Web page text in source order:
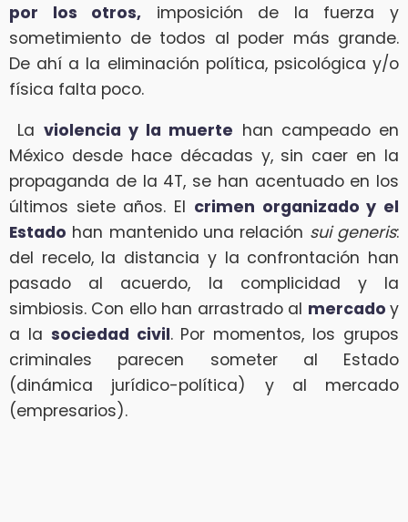
por los otros, imposición de la fuerza y
sometimiento de todos al poder más grande.
De ahí a la eliminación política, psicológica y/o
física falta poco.
La violencia y la muerte han campeado en
México desde hace décadas y, sin caer en la
propaganda de la 4T, se han acentuado en los
últimos siete años. El crimen organizado y el
Estado han mantenido una relación sui generis:
del recelo, la distancia y la confrontación han
pasado al acuerdo, la complicidad y la
simbiosis. Con ello han arrastrado al mercadoy
a la sociedad civil. Por momentos, los grupos
criminales parecen someter al Estado
(dinámica jurídico-política) y al mercado
(empresarios).